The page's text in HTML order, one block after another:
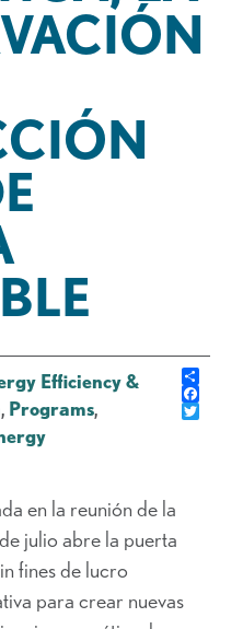
Efficiency &
, Programs,
en la reunión de la
julio abre la puerta
fines de lucro
para crear nuevas